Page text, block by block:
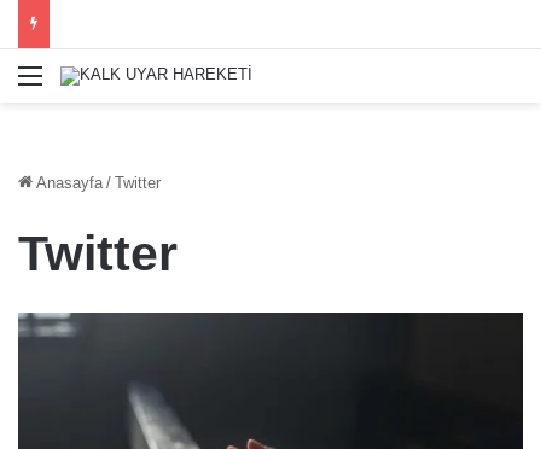
Menü
Anasayfa / Twitter
Twitter